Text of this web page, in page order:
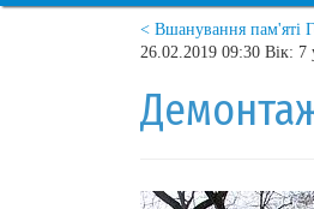
< Вшанування пам'яті
26.02.2019 09:30 Вік: 7